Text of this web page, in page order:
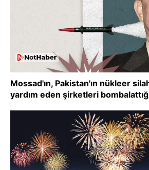
Mossad'ın, Pakistan'ın nükleer
yardım eden şirketleri